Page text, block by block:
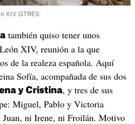
XIV GTRES
también quiso tener unos
XIV, reunión a la que
de la realeza española. Aquí
Sofía, acompañada de sus dos
y Cristina, y tres de sus
Miguel, Pablo y Victoria
Juan, ni Irene, ni Froilán. Motivo